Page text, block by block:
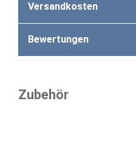
Versandkosten
Bewertungen
Zubehör